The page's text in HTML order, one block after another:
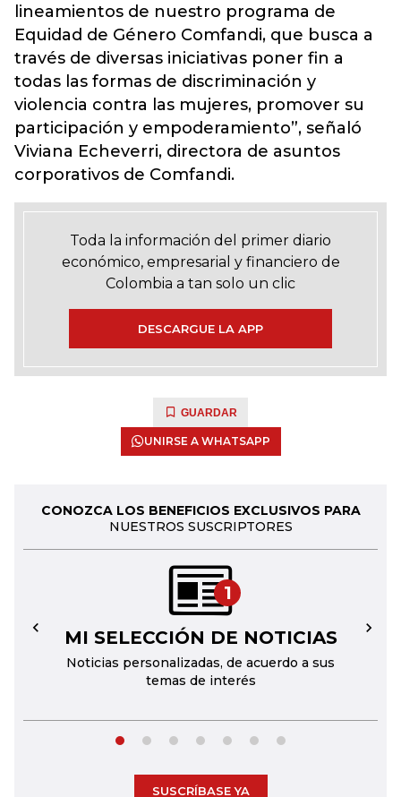
lineamientos de nuestro programa de
Equidad de Género Comfandi, que busca a
través de diversas iniciativas poner fin a
todas las formas de discriminación y
violencia contra las mujeres, promover su
participación y empoderamiento”, señaló
Viviana Echeverri, directora de asuntos
corporativos de Comfandi.
Toda la información del primer diario
económico, empresarial y financiero de
Colombia a tan solo un clic
DESCARGUE LA APP
GUARDAR
UNIRSE A WHATSAPP
CONOZCA LOS BENEFICIOS EXCLUSIVOS PARA
NUESTROS SUSCRIPTORES
1
MI SELECCIÓN DE NOTICIAS
Noticias personalizadas, de acuerdo a sus
temas de interés
← →
SUSCRÍBASE YA